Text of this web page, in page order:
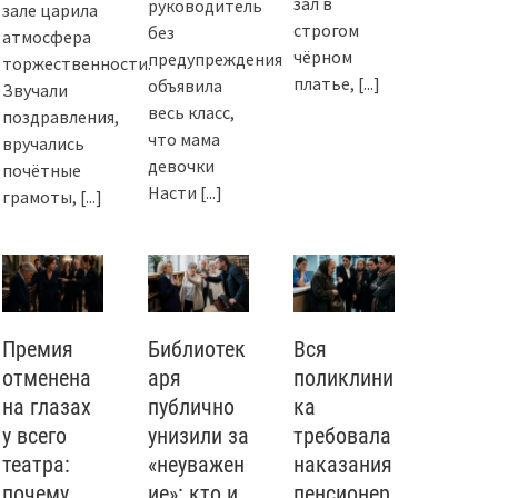
зале царила
атмосфера
торжественности.
Звучали
поздравления,
вручались
почётные
грамоты, [...]
руководитель
без
предупреждения
объявила
весь класс,
что мама
девочки
Насти [...]
строгом
чёрном
платье, [...]
Премия
отменена
на глазах
у всего
театра:
Библиотек
аря
публично
унизили за
«неуважен
Вся
поликлини
ка
требовала
наказания